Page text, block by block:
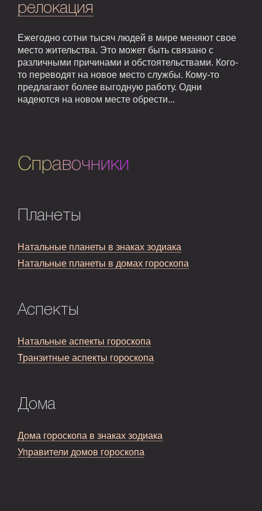
релокация
Ежегодно сотни тысяч людей в мире меняют свое
место жительства. Это может быть связано с
различными причинами и обстоятельствами. Кого-
то переводят на новое место службы. Кому-то
предлагают более выгодную работу. Одни
надеются на новом месте обрести...
Справочники
Планеты
Натальные планеты в знаках зодиака
Натальные планеты в домах гороскопа
Аспекты
Натальные аспекты гороскопа
Транзитные аспекты гороскопа
Дома
Дома гороскопа в знаках зодиака
Управители домов гороскопа